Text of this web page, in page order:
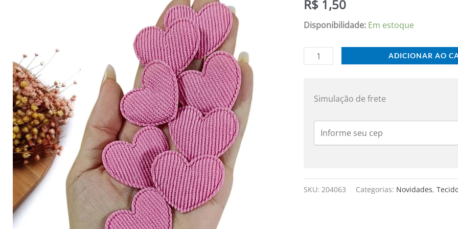
R$ 1,50
Disponibilidade: Em estoque
ROSA
GOIABA
C/
2
quantidade
ADICIONAR AO
Simulação de frete
SKU: 204063 Categorias: Novidades,